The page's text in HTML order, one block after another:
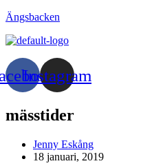
Hoppa
innehållet
Ängsbacken
Instagram
mässtider
Inläggsförfattare:
Jenny Eskång
Inlägget
18 januari, 2019